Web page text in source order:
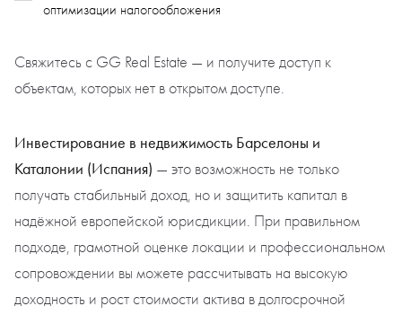
оптимизации налогообложения
Свяжитесь с GG Real Estate — и получите доступ к
объектам, которых нет в открытом доступе.
Инвестирование в недвижимость Барселоны и
Каталонии (Испания) — это возможность не только
получать стабильный доход, но и защитить капитал в
надёжной европейской юрисдикции. При правильном
подходе, грамотной оценке локации и профессиональном
сопровождении вы можете рассчитывать на высокую
доходность и рост стоимости актива в долгосрочной